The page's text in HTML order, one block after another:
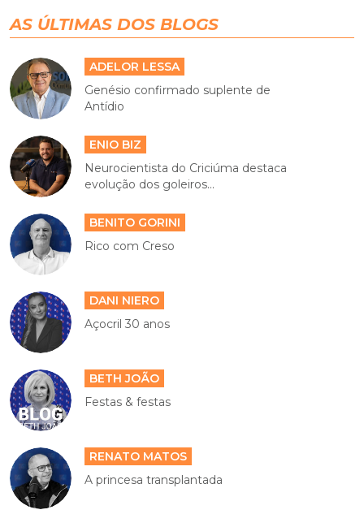
AS ÚLTIMAS DOS BLOGS
ADELOR LESSA
Genésio confirmado suplente de
Antídio
ENIO BIZ
Neurocientista do Criciúma destaca
evolução dos goleiros...
BENITO GORINI
Rico com Creso
DANI NIERO
Açocril 30 anos
BETH JOÃO
Festas & festas
RENATO MATOS
A princesa transplantada